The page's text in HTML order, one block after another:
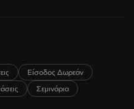
Είσοδος Δωρεάν
Σεμινάρια